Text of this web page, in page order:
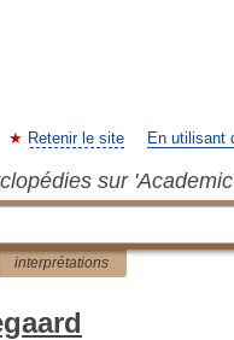
Retenir le site En utilisant
sur
interprétations